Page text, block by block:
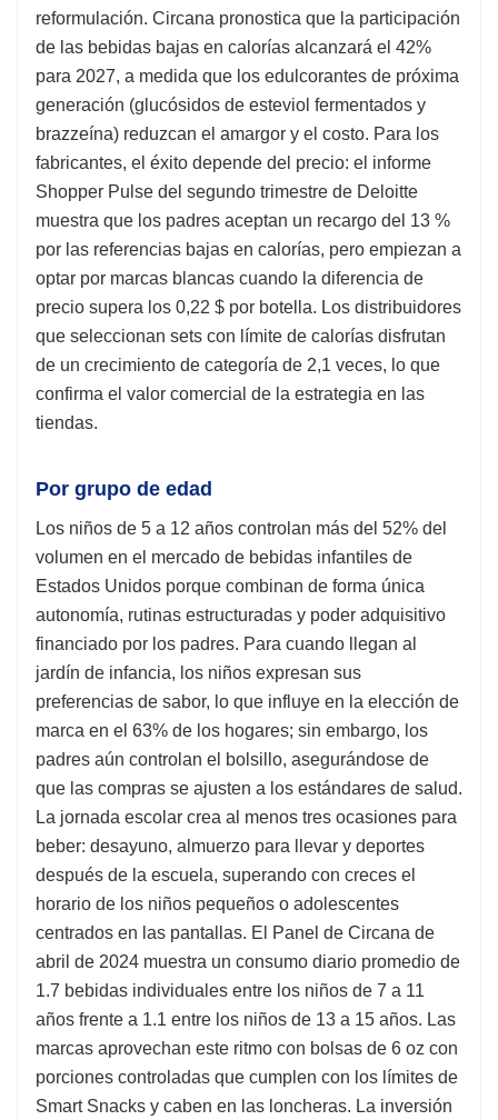
reformulación. Circana pronostica que la participación
de las bebidas bajas en calorías alcanzará el 42%
para 2027, a medida que los edulcorantes de próxima
generación (glucósidos de esteviol fermentados y
brazzeína) reduzcan el amargor y el costo. Para los
fabricantes, el éxito depende del precio: el informe
Shopper Pulse del segundo trimestre de Deloitte
muestra que los padres aceptan un recargo del 13 %
por las referencias bajas en calorías, pero empiezan a
optar por marcas blancas cuando la diferencia de
precio supera los 0,22 $ por botella. Los distribuidores
que seleccionan sets con límite de calorías disfrutan
de un crecimiento de categoría de 2,1 veces, lo que
confirma el valor comercial de la estrategia en las
tiendas.
Por grupo de edad
Los niños de 5 a 12 años controlan más del 52% del
volumen en el mercado de bebidas infantiles de
Estados Unidos porque combinan de forma única
autonomía, rutinas estructuradas y poder adquisitivo
financiado por los padres. Para cuando llegan al
jardín de infancia, los niños expresan sus
preferencias de sabor, lo que influye en la elección de
marca en el 63% de los hogares; sin embargo, los
padres aún controlan el bolsillo, asegurándose de
que las compras se ajusten a los estándares de salud.
La jornada escolar crea al menos tres ocasiones para
beber: desayuno, almuerzo para llevar y deportes
después de la escuela, superando con creces el
horario de los niños pequeños o adolescentes
centrados en las pantallas. El Panel de Circana de
abril de 2024 muestra un consumo diario promedio de
1.7 bebidas individuales entre los niños de 7 a 11
años frente a 1.1 entre los niños de 13 a 15 años. Las
marcas aprovechan este ritmo con bolsas de 6 oz con
porciones controladas que cumplen con los límites de
Smart Snacks y caben en las loncheras. La inversión